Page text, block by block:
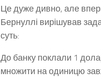
Це дуже дивно, але
Бернуллі вирішував
суть:
До банку поклали 1
множити на одиницю